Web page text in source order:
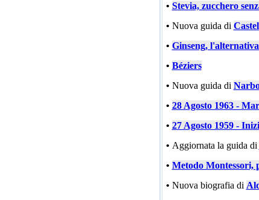
• Stevia, zucchero
• Nuova guida di
• Ginseng,
• Béziers
• Nuova guida di
• 28 Agosto 1963 -
• 27 Agosto 1959 -
• Aggiornata la guida di
• Metodo Montessori,
• Nuova biografia di